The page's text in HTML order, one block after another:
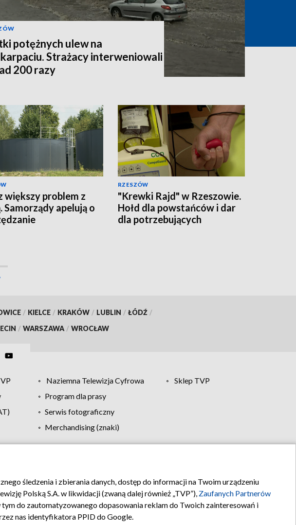
potężnych ulew na
Strażacy interweniowali
200 razy
większy problem z
Samorządy apelują o
RZESZÓW
"Krewki Rajd" w Rzeszowie.
Hołd dla powstańców i dar
dla potrzebujących
/ KIELCE / KRAKÓW / LUBLIN / ŁÓDŹ /
/ WARSZAWA / WROCŁAW
Naziemna Telewizja Cyfrowa
Sklep TVP
Program dla prasy
Serwis fotograficzny
Merchandising (znaki)
Pomoc Biuro reklamy Kontakt
śledzenia i zbierania danych, dostęp do informacji na Twoim urządzeniu
Polską S.A. w likwidacji (zwaną dalej również „TVP”), Zaufanych Partnerów
do zautomatyzowanego dopasowania reklam do Twoich zainteresowań i
nas identyfikatora PPID do Google.